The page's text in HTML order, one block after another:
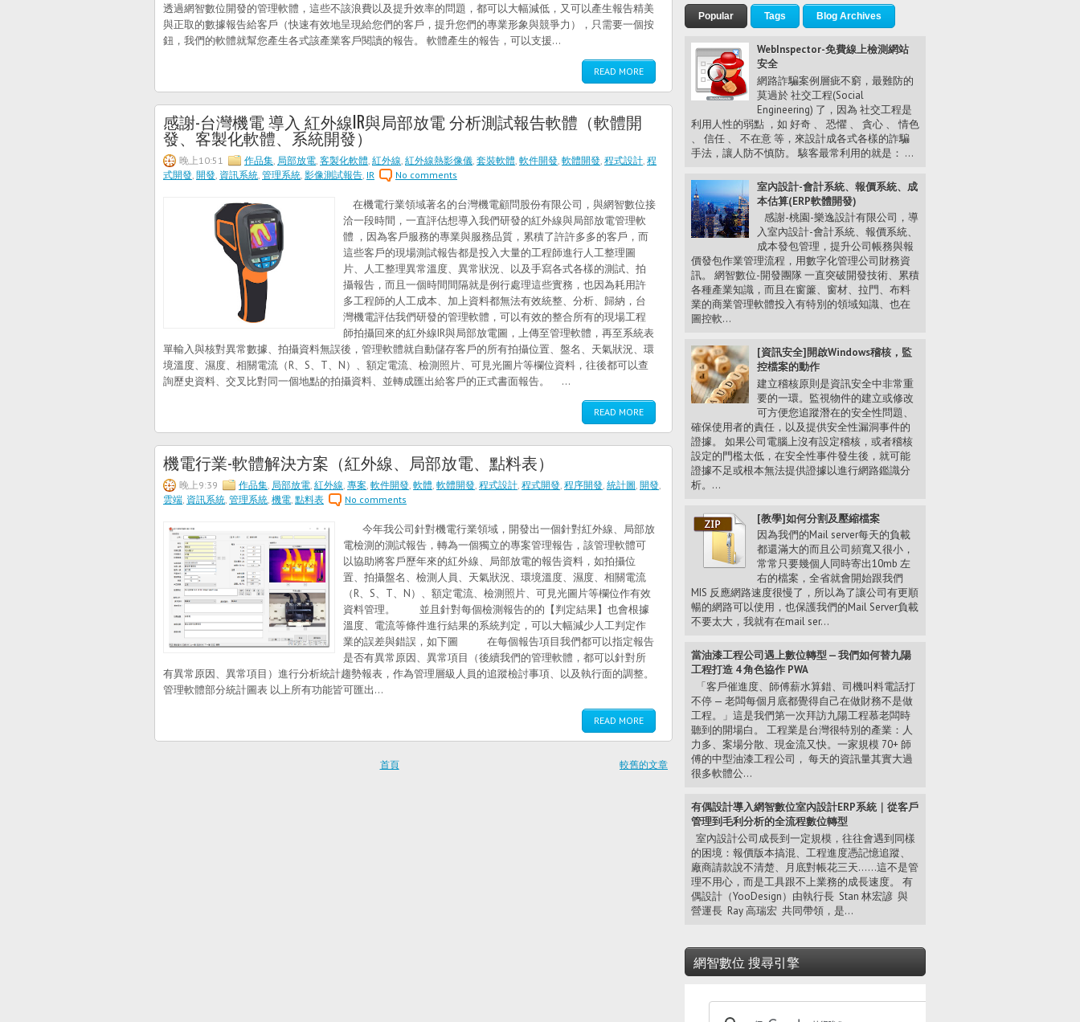
透過網智數位開發的管理軟體，這些不該浪費以及提升效率的問題，都可以大幅減低，又可以產生報告精美
與正取的數據報告給客戶（快速有效地呈現給您們的客戶，提升您們的專業形象與競爭力），只需要一個按
鈕，我們的軟體就幫您產生各式該產業客戶閱讀的報告。 軟體產生的報告，可以支援...
READ MORE
感謝-台灣機電 導入 紅外線IR與局部放電 分析測試報告軟體（軟體開
發、客製化軟體、系統開發）
晚上10:51 作品集 局部放電 客製化軟體 紅外線 紅外線熱影像儀 套裝軟體 軟件開發 軟體開發 程式設計 程
式開發 開發 資訊系統 管理系統 影像測試報告 IR No comments
在機電行業領域著名的台灣機電顧問股份有限公司，與網智數位接
洽一段時間，一直評估想導入我們研發的紅外線與局部放電管理軟
體 ，因為客戶服務的專業與服務品質，累積了許許多多的客戶，而
這些客戶的現場測試報告都是投入大量的工程師進行人工整理圖
片、人工整理異常溫度、異常狀況、以及手寫各式各樣的測試、拍
攝報告，而且一個時間間隔就是例行處理這些實務，也因為耗用許
多工程師的人工成本、加上資料都無法有效統整、分析、歸納，台
灣機電評估我們研發的管理軟體，可以有效的整合所有的現場工程
師拍攝回來的紅外線IR與局部放電圖，上傳至管理軟體，再至系統表
單輸入與核對異常數據、拍攝資料無誤後，管理軟體就自動儲存客戶的所有拍攝位置、盤名、天氣狀況、環
境溫度、濕度、相關電流（R、S、T、N）、額定電流、檢測照片、可見光圖片等欄位資料，往後都可以查
詢歷史資料、交叉比對同一個地點的拍攝資料、並轉成匯出給客戶的正式書面報告。 ...
READ MORE
機電行業-軟體解決方案（紅外線、局部放電、點料表）
晚上9:39 作品集 局部放電 紅外線 專案 軟件開發 軟體 軟體開發 程式設計 程式開發 程序開發 統計圖 開發
雲端 資訊系統 管理系統 機電 點料表 No comments
今年我公司針對機電行業領域，開發出一個針對紅外線、局部放
電檢測的測試報告，轉為一個獨立的專案管理報告，該管理軟體可
以協助將客戶歷年來的紅外線、局部放電的報告資料，如拍攝位
置、拍攝盤名、檢測人員、天氣狀況、環境溫度、濕度、相關電流
（R、S、T、N）、額定電流、檢測照片、可見光圖片等欄位作有效
資料管理。 並且針對每個檢測報告的的【判定結果】也會根據
溫度、電流等條件進行結果的系統判定，可以大幅減少人工判定作
業的誤差與錯誤，如下圖 在每個報告項目我們都可以指定報告
是否有異常原因、異常項目（後續我們的管理軟體，都可以針對所
有異常原因、異常項目）進行分析統計趨勢報表，作為管理層級人員的追蹤檢討事項、以及執行面的調整。
管理軟體部分統計圖表 以上所有功能皆可匯出...
READ MORE
較舊的文章
首頁
Popular Tags Blog Archives
WebInspector-免費線上檢測網站
安全
網路詐騙案例層疵不窮，最難防的
莫過於 社交工程(Social
Engineering) 了，因為 社交工程是
利用人性的弱點 ，如 好奇 、 恐懼 、 貪心 、 情色
、 信任 、 不在意 等，來設計成各式各樣的詐騙
手法，讓人防不慎防。 駭客最常利用的就是： ...
室內設計-會計系統、報價系統、成
本估算(ERP軟體開發)
感謝-桃園-樂逸設計有限公司，導
入室內設計-會計系統、報價系統、
成本發包管理，提升公司帳務與報
價發包作業管理流程，用數字化管理公司財務資
訊。 網智數位-開發團隊 一直突破開發技術、累積
各種產業知識，而且在窗簾、窗材、拉門、布料
業的商業管理軟體投入有特別的領域知識、也在
圖控軟...
[資訊安全]開啟Windows稽核，監
控檔案的動作
建立稽核原則是資訊安全中非常重
要的一環。監視物件的建立或修改
可方便您追蹤潛在的安全性問題、
確保使用者的責任，以及提供安全性漏洞事件的
證據。 如果公司電腦上沒有設定稽核，或者稽核
設定的門檻太低，在安全性事件發生後，就可能
證據不足或根本無法提供證據以進行網路鑑識分
析。...
[教學]如何分割及壓縮檔案
因為我們的Mail server每天的負載
都還滿大的而且公司頻寬又很小，
常常只要幾個人同時寄出10mb 左
右的檔案，全省就會開始跟我們
MIS 反應網路速度很慢了，所以為了讓公司有更順
暢的網路可以使用，也保護我們的Mail Server負載
不要太大，我就有在mail ser...
當油漆工程公司遇上數位轉型 — 我們如何替九陽
工程打造 4 角色協作 PWA
「客戶催進度、師傅薪水算錯、司機叫料電話打
不停 — 老闆每個月底都覺得自己在做財務不是做
工程。」這是我們第一次拜訪九陽工程慕老闆時
聽到的開場白。 工程業是台灣很特別的產業：人
力多、案場分散、現金流又快。一家規模 70+ 師
傅的中型油漆工程公司， 每天的資訊量其實大過
很多軟體公...
有偶設計導入網智數位室內設計ERP系統｜從客戶
管理到毛利分析的全流程數位轉型
室內設計公司成長到一定規模，往往會遇到同樣
的困境：報價版本搞混、工程進度憑記憶追蹤、
廠商請款說不清楚、月底對帳花三天……這不是管
理不用心，而是工具跟不上業務的成長速度。 有
偶設計（YooDesign）由執行長 Stan 林宏諺 與
營運長 Ray 高瑞宏 共同帶領，是...
網智數位 搜尋引擎